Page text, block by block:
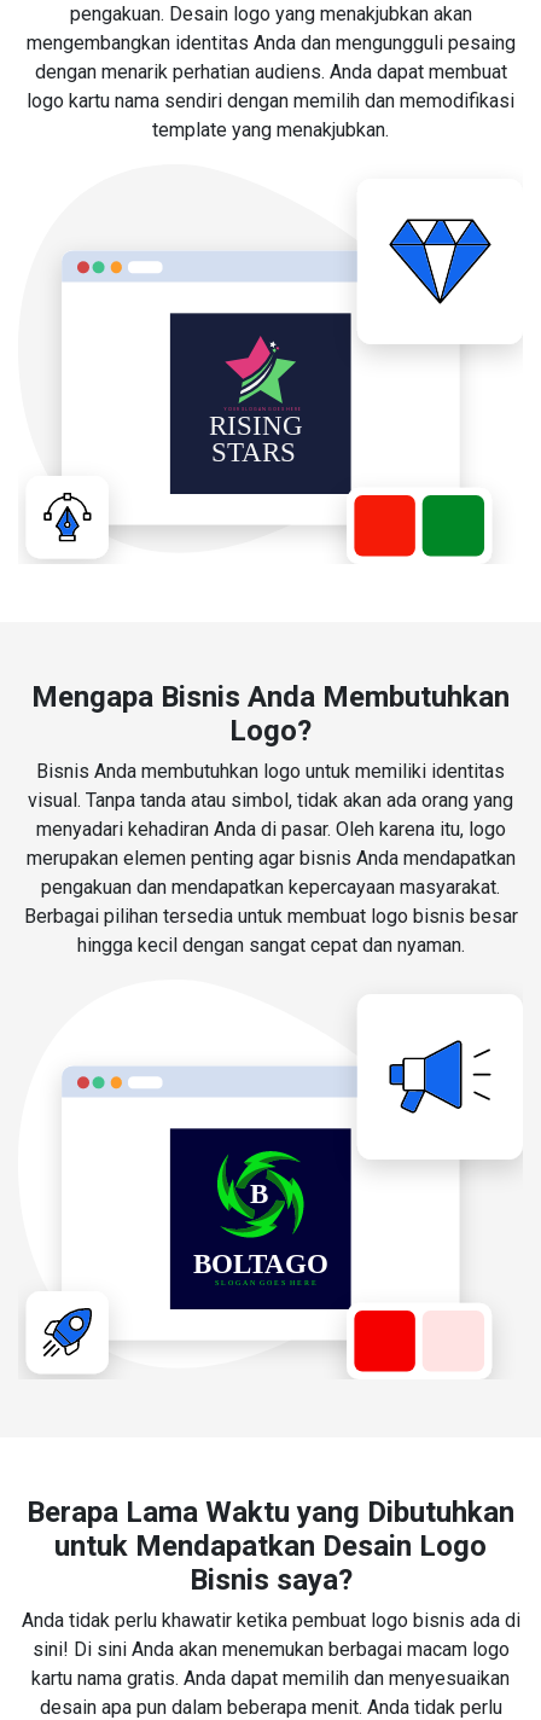
pengakuan. Desain logo yang menakjubkan akan
mengembangkan identitas Anda dan mengungguli pesaing
dengan menarik perhatian audiens. Anda dapat membuat
logo kartu nama sendiri dengan memilih dan memodifikasi
template yang menakjubkan.
Mengapa Bisnis Anda Membutuhkan
Logo?
Bisnis Anda membutuhkan logo untuk memiliki identitas
visual. Tanpa tanda atau simbol, tidak akan ada orang yang
menyadari kehadiran Anda di pasar. Oleh karena itu, logo
merupakan elemen penting agar bisnis Anda mendapatkan
pengakuan dan mendapatkan kepercayaan masyarakat.
Berbagai pilihan tersedia untuk membuat logo bisnis besar
hingga kecil dengan sangat cepat dan nyaman.
Berapa Lama Waktu yang Dibutuhkan
untuk Mendapatkan Desain Logo
Bisnis saya?
Anda tidak perlu khawatir ketika pembuat logo bisnis ada di
sini! Di sini Anda akan menemukan berbagai macam logo
kartu nama gratis. Anda dapat memilih dan menyesuaikan
desain apa pun dalam beberapa menit. Anda tidak perlu